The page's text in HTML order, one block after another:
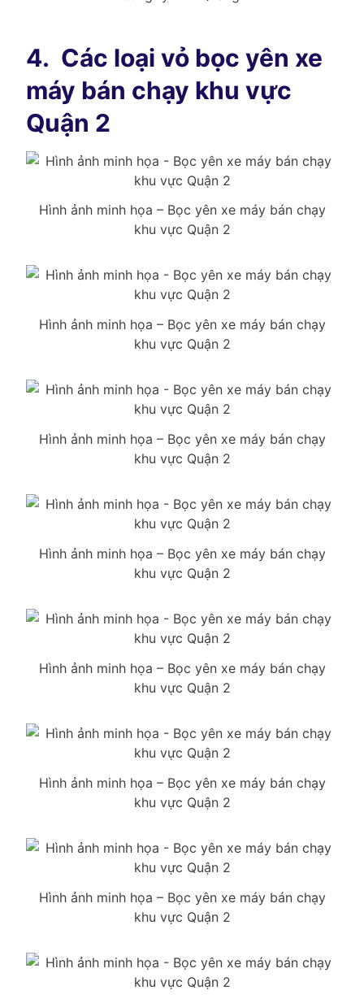
4. Các loại vỏ bọc yên xe
máy bán chạy khu vực
Quận 2
Hình ảnh minh họa – Bọc yên xe máy bán chạy
khu vực Quận 2
Hình ảnh minh họa – Bọc yên xe máy bán chạy
khu vực Quận 2
Hình ảnh minh họa – Bọc yên xe máy bán chạy
khu vực Quận 2
Hình ảnh minh họa – Bọc yên xe máy bán chạy
khu vực Quận 2
Hình ảnh minh họa – Bọc yên xe máy bán chạy
khu vực Quận 2
Hình ảnh minh họa – Bọc yên xe máy bán chạy
khu vực Quận 2
Hình ảnh minh họa – Bọc yên xe máy bán chạy
khu vực Quận 2